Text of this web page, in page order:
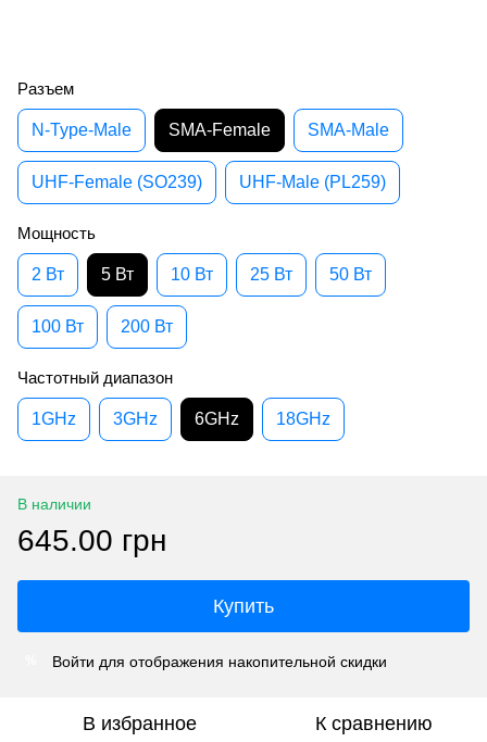
Разъем
N-Type-Male SMA-Female SMA-Male
UHF-Female (SO239) UHF-Male (PL259)
Мощность
2 Вт 5 Вт 10 Вт 25 Вт 50 Вт
100 Вт 200 Вт
Частотный диапазон
1GHz 3GHz 6GHz 18GHz
В наличии
645.00 грн
Купить
Войти для отображения накопительной скидки
В избранное К сравнению